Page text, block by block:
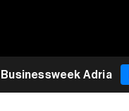
Businessweek Adria